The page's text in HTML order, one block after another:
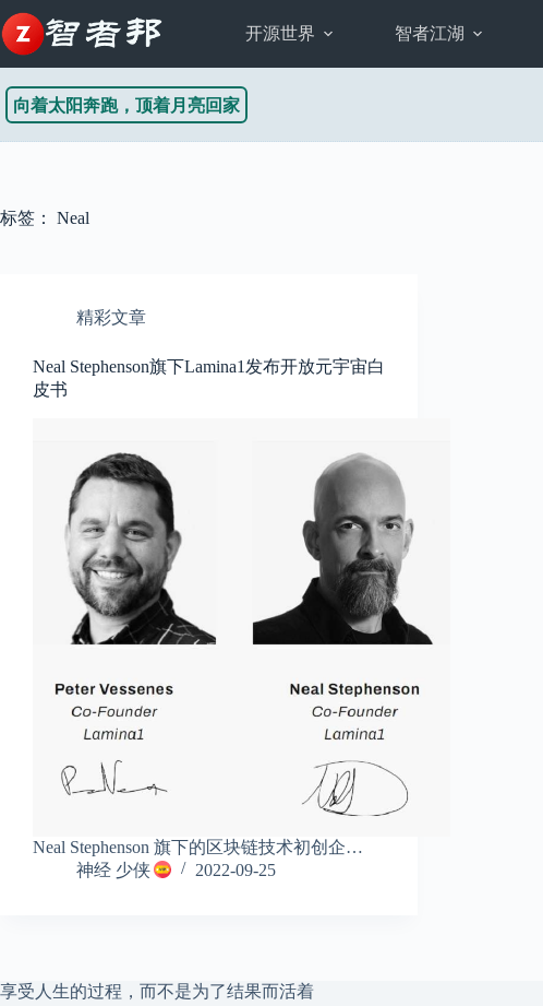
至
内
开源世界 智者江湖
向着太阳奔跑，顶着月亮回家
标签： Neal
精彩文章
Neal Stephenson旗下Lamina1发布开放元宇宙白
皮书
Neal Stephenson 旗下的区块链技术初创企…
神经 少侠
2022-09-25
享受人生的过程，而不是为了结果而活着